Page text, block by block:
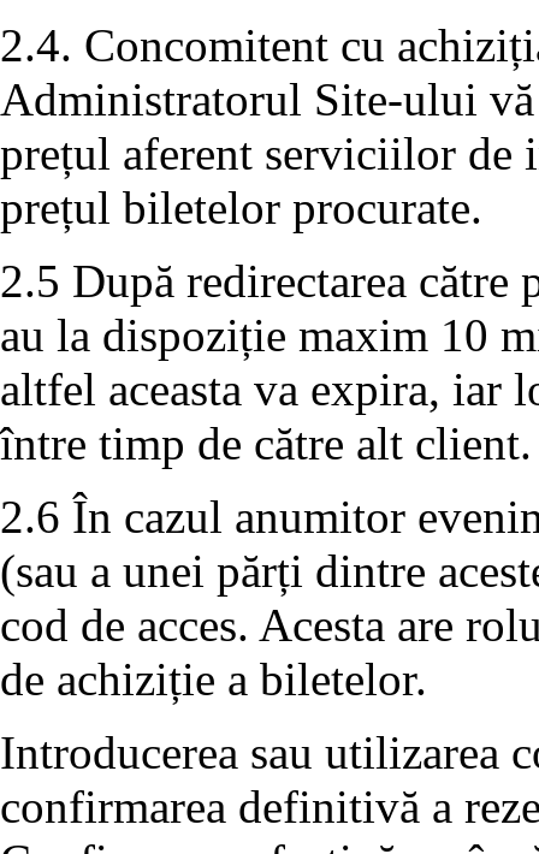
2.4. Concomitent cu
Administratorul Site-ului
prețul aferent serviciilor de
prețul biletelor procurate.
2.5 După redirectarea
au la dispoziție maxim 10
altfel aceasta va expira, iar
între timp de către alt client.
2.6 În cazul anumitor
(sau a unei părți dintre
cod de acces. Acesta are
de achiziție a biletelor.
Introducerea sau utilizarea
confirmarea definitivă a